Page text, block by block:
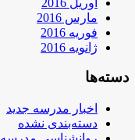
مارس 2016
فوریه 2016
ژانویه 2016
دسته‌ها
اخبار مدرسه جدید
دسته‌بندی نشده